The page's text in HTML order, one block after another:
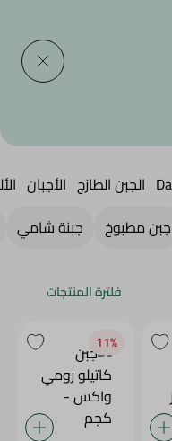
الجبن الطازج الأجبان
جبن مطبوخ جبنة شامي
فلترة المنتجات
11‎%‎